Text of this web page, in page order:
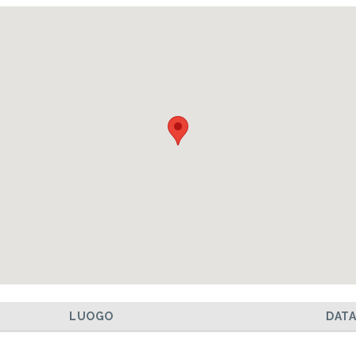
LUOGO DATA